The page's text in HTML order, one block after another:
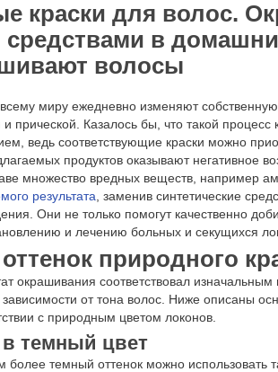
краски для волос.
в
волосы
миру ежедневно изменяют собственную
Казалось бы, что такой процесс
ведь соответствующие краски можно
продуктов оказывают негативное
множество вредных веществ, например
результата , заменив синтетические
Они не только помогут качественно
и лечению больных и секущихся
природного
окрашивания соответствовал
зависимости от тона волос. Ниже описаны
с природным цветом локонов.
темный цвет
более темный оттенок можно использовать